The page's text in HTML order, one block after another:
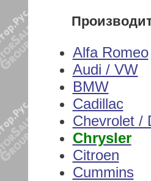
Alfa Romeo
Audi / VW
BMW
Cadillac
Chevrolet /
Chrysler
Citroen
Cummins